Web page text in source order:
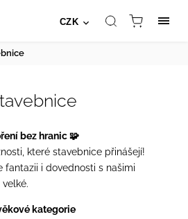
CZK
bez hranic 🧩
které stavebnice přinášejí!
fantazii i dovednosti s našimi
kategorie